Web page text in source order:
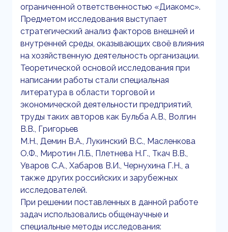
ограниченной ответственностью «Диакомс».
Предметом исследования выступает
стратегический анализ факторов внешней и
внутренней среды, оказывающих своё влияния
на хозяйственную деятельность организации.
Теоретической основой исследования при
написании работы стали специальная
литература в области торговой и
экономической деятельности предприятий,
труды таких авторов как Бульба А.В., Волгин
В.В., Григорьев
М.Н., Демин В.А., Лукинский В.С., Масленкова
О.Ф., Миротин Л.Б., Плетнева Н.Г., Ткач В.В.,
Уваров С.А., Хабаров В.И., Чернухина Г.Н., а
также других российских и зарубежных
исследователей.
При решении поставленных в данной работе
задач использовались общенаучные и
специальные методы исследования: